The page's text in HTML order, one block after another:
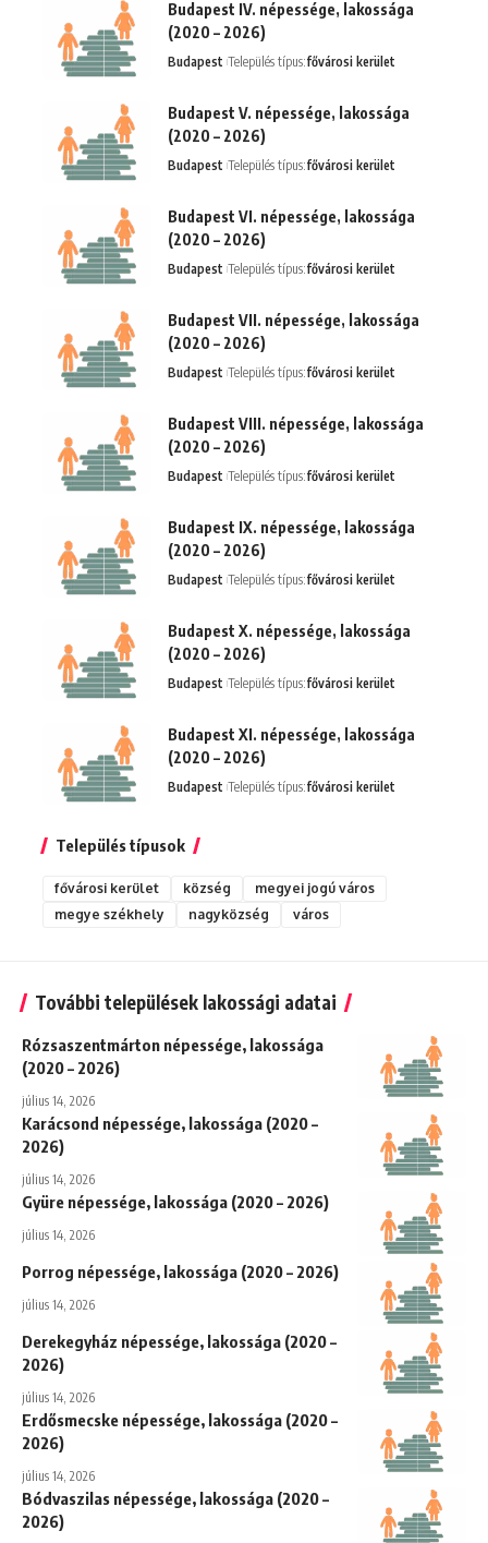
Budapest IV. népessége, lakossága
(2020 – 2026)
Budapest Település típus:fővárosi kerület
Budapest V. népessége, lakossága
(2020 – 2026)
Budapest Település típus:fővárosi kerület
Budapest VI. népessége, lakossága
(2020 – 2026)
Budapest Település típus:fővárosi kerület
Budapest VII. népessége, lakossága
(2020 – 2026)
Budapest Település típus:fővárosi kerület
Budapest VIII. népessége, lakossága
(2020 – 2026)
Budapest Település típus:fővárosi kerület
Budapest IX. népessége, lakossága
(2020 – 2026)
Budapest Település típus:fővárosi kerület
Budapest X. népessége, lakossága
(2020 – 2026)
Budapest Település típus:fővárosi kerület
Budapest XI. népessége, lakossága
(2020 – 2026)
Budapest Település típus:fővárosi kerület
Település típusok
fővárosi kerület község
megyei jogú város
megye székhely
nagyközség város
További települések lakossági adatai
Rózsaszentmárton népessége, lakossága
(2020 – 2026)
július 14, 2026
Karácsond népessége, lakossága (2020 –
2026)
július 14, 2026
Gyüre népessége, lakossága (2020 – 2026)
július 14, 2026
Porrog népessége, lakossága (2020 – 2026)
július 14, 2026
Derekegyház népessége, lakossága (2020 –
2026)
július 14, 2026
Erdősmecske népessége, lakossága (2020 –
2026)
július 14, 2026
Bódvaszilas népessége, lakossága (2020 –
2026)